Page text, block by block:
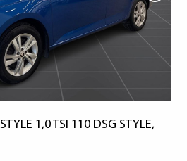
STYLE 1,0 TSI 110 DSG STYLE,